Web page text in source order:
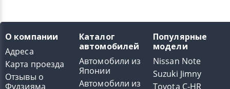
О компании
Адреса
Карта проезда
Отзывы о
Фудзияма
Каталог
автомобилей
Автомобили из
Японии
Автомобили из
Популярные
модели
Nissan Note
Suzuki Jimny
Toyota C-HR